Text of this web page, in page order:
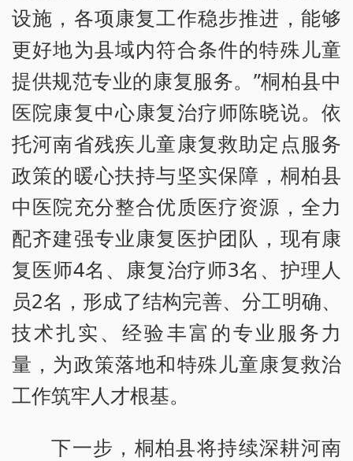
设施，各项康复工作稳步推进，能够
更好地为县域内符合条件的特殊儿童
提供规范专业的康复服务。”桐柏县中
医院康复中心康复治疗师陈晓说。依
托河南省残疾儿童康复救助定点服务
政策的暖心扶持与坚实保障，桐柏县
中医院充分整合优质医疗资源，全力
配齐建强专业康复医护团队，现有康
复医师4名、康复治疗师3名、护理人
员2名，形成了结构完善、分工明确、
技术扎实、经验丰富的专业服务力
量，为政策落地和特殊儿童康复救治
工作筑牢人才根基。
下一步，桐柏县将持续深耕河南